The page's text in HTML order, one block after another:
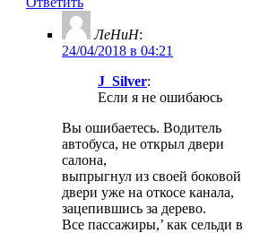
ЛеНиН:
24/04/2018 в 04:21
J_Silver:
Если я не ошибаюсь
Вы ошибаетесь. Водитель
автобуса, не открыл двери
cалона,
выпрыгнул из своей боковой
двери уже на откосе канала,
зацепившись за дерево.
Все пассажиры,’ как сельди в